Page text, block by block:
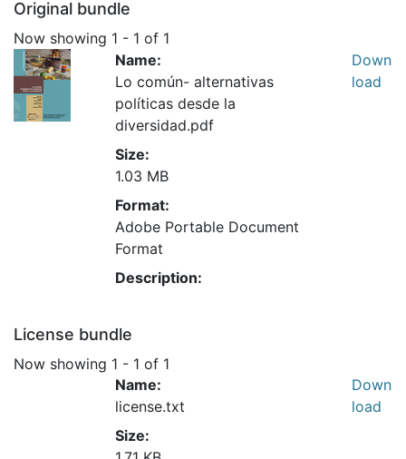
Original bundle
Now showing 1 - 1 of 1
Name:
Lo común- alternativas
políticas desde la
diversidad.pdf
Size:
1.03 MB
Format:
Adobe Portable Document
Format
Description:
Down
load
License bundle
Now showing 1 - 1 of 1
Name:
license.txt
Size:
Down
load